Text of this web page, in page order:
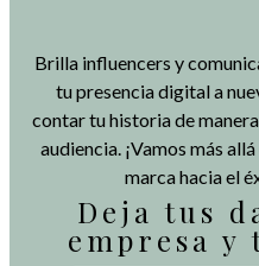
Brilla influencers y
tu presencia digital a
contar tu historia de
audiencia. ¡Vamos más
marca hacia el
Deja tus
empresa y